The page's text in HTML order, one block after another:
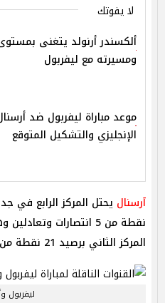
لا يفوتك
ألكسندر أرنولد يتغنى
ومسيرته مع ليفربول
موعد مباراة ليفربول ضد
الإنجليزي والتشكيل المتوقع
آرسنال
نقطة من 5 انتصارات
المركز الثاني برصيد 21 نقطة من 7 انتصارات وهزيمة واحدة.
ليفربول